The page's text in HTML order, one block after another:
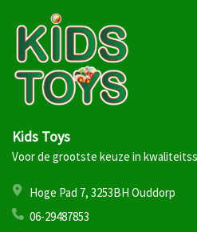
Kids Toys
Voor de grootste keuze in
Hoge Pad 7, 3253BH Ouddorp
06-29487853